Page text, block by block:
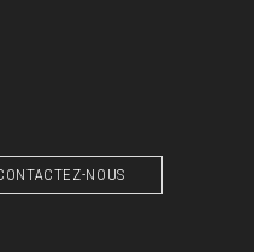
NOUS